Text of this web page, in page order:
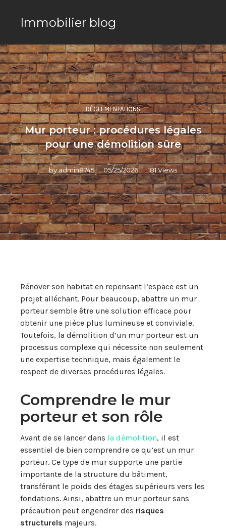
Immobilier blog
RÉGLEMENTATIONS
Mur porteur : procédures légales
pour une démolition sûre
byadmin8745 05/25/2026 181 Views
Rénover son habitat en repensant l’espace est un
projet alléchant. Pour beaucoup, abattre un mur
porteur semble être une solution efficace pour
obtenir une pièce plus lumineuse et conviviale.
Toutefois, la démolition d’un mur porteur est un
processus complexe qui nécessite non seulement
une expertise technique, mais également le
respect de diverses procédures légales.
Comprendre le mur
porteur et son rôle
Avant de se lancer dans la démolition, il est
essentiel de bien comprendre ce qu’est un mur
porteur. Ce type de mur supporte une partie
importante de la structure du bâtiment,
transférant le poids des étages supérieurs vers les
fondations. Ainsi, abattre un mur porteur sans
précaution peut engendrer des risques
structurels majeurs.